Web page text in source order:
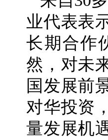
业代表表
长期合作
然，对未
国发展前
对华投资
量发展机